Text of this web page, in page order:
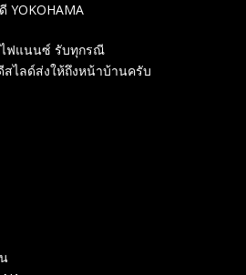
YOKOHAMA
ฟแนนซ์ รับทุกรณี
สไลด์ส่งให้ถึงหน้าบ้านครับ